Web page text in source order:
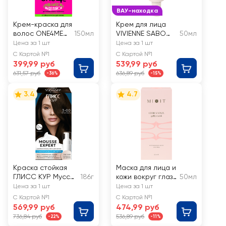
Крем-краска для
волос ONE4ME
88 Дерзкий
красный
150мл
Цена за 1 шт
С Картой №1
399,99 руб
631,57 руб -36%
ВАУ-находка
Крем для лица
VIVIENNE SABO
Basic Luxury
Увлажняющий,
для сияния кожи
50мл
Цена за 1 шт
С Картой №1
539,99 руб
636,89 руб -15%
3.4
Краска стойкая
ГЛИСС КУР Мусс
3-00 Черный
каштан
186г
Цена за 1 шт
С Картой №1
569,99 руб
736,84 руб -22%
4.7
Маска для лица и
кожи вокруг глаз
MIXIT Citrus ninja
gelly mask
противоотечная
50мл
Цена за 1 шт
С Картой №1
474,99 руб
536,89 руб -11%